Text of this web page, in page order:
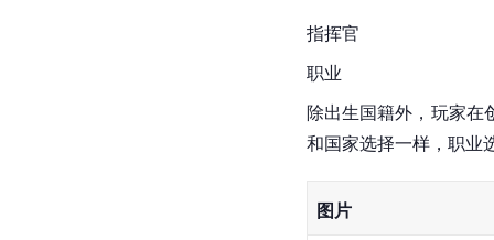
指挥官
职业
除出生国籍外，玩家在
和国家选择一样，职业
图片